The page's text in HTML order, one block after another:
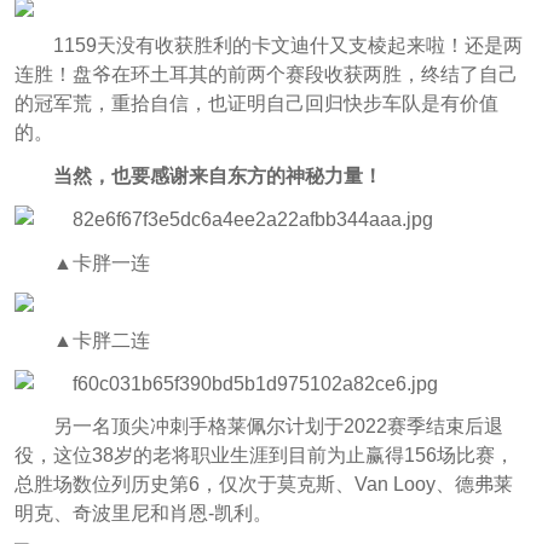
1159天没有收获胜利的卡文迪什又支棱起来啦！还是两
连胜！盘爷在环土耳其的前两个赛段收获两胜，终结了自己
的冠军荒，重拾自信，也证明自己回归快步车队是有价值
的。
当然，也要感谢来自东方的神秘力量！
▲卡胖一连
▲卡胖二连
另一名顶尖冲刺手格莱佩尔计划于2022赛季结束后退
役，这位38岁的老将职业生涯到目前为止赢得156场比赛，
总胜场数位列历史第6，仅次于莫克斯、Van Looy、德弗莱
明克、奇波里尼和肖恩-凯利。